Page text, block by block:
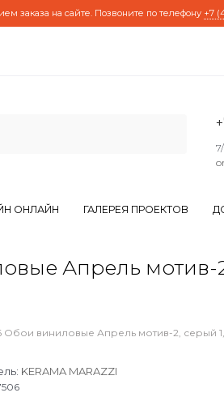
заказа на сайте. Позвоните по телефону +7
ОНЛАЙН ГАЛЕРЕЯ ПРОЕКТОВ
Апрель мотив-
Обои виниловые Апрель мотив-2, серый
KERAMA MARAZZI